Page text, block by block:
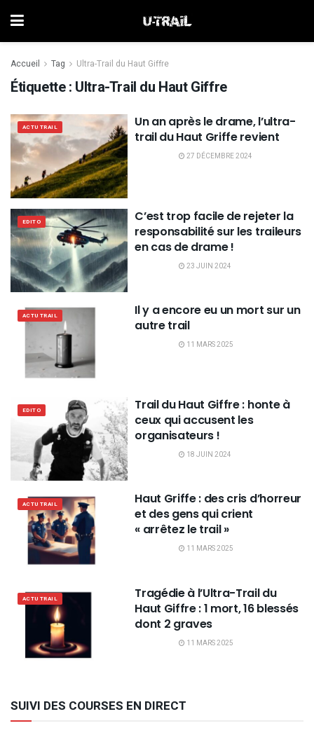
Accueil Tag Ultra-Trail du Haut Giffre
Étiquette : Ultra-Trail du Haut Giffre
ACTU TRAIL
Un an après le drame, l’ultra-
trail du Haut Griffe revient
27 DÉCEMBRE 2024
EDITO
C’est trop facile de rejeter la
responsabilité sur les traileurs
en cas de drame !
23 JUIN 2024
ACTU TRAIL
Il y a encore eu un mort sur un
autre trail
11 MARS 2025
EDITO
Trail du Haut Giffre : honte à
ceux qui accusent les
organisateurs !
18 JUIN 2024
ACTU TRAIL
Haut Griffe : des cris d’horreur
et des gens qui crient
« arrêtez le trail »
11 MARS 2025
ACTU TRAIL
Tragédie à l’Ultra-Trail du
Haut Giffre : 1 mort, 16 blessés
dont 2 graves
11 MARS 2025
SUIVI DES COURSES EN DIRECT